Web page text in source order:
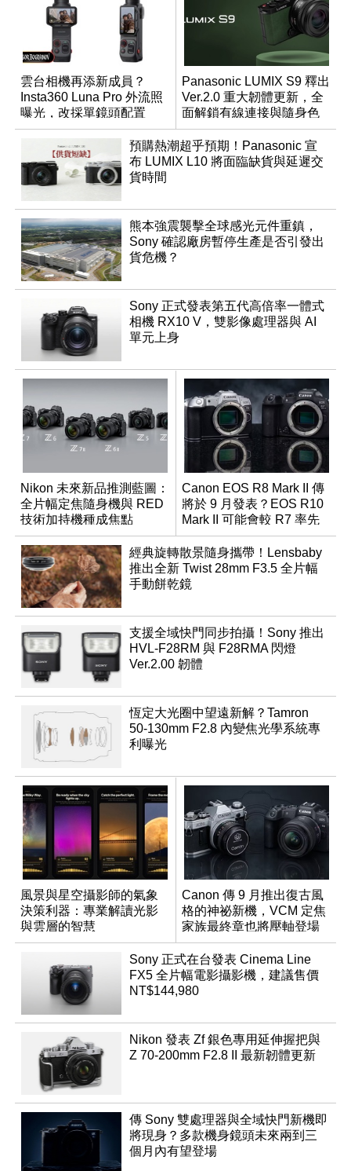
雲台相機再添新成員？
Insta360 Luna Pro 外流照
曝光，改採單鏡頭配置
Panasonic LUMIX S9 釋出
Ver.2.0 重大韌體更新，全
面解鎖有線連接與隨身色
調編輯
預購熱潮超乎預期！Panasonic 宣
布 LUMIX L10 將面臨缺貨與延遲交
貨時間
熊本強震襲擊全球感光元件重鎮，
Sony 確認廠房暫停生產是否引發出
貨危機？
Sony 正式發表第五代高倍率一體式
相機 RX10 V，雙影像處理器與 AI
單元上身
Nikon 未來新品推測藍圖：
全片幅定焦隨身機與 RED
技術加持機種成焦點
Canon EOS R8 Mark II 傳
將於 9 月發表？EOS R10
Mark II 可能會較 R7 率先
推出
經典旋轉散景隨身攜帶！Lensbaby
推出全新 Twist 28mm F3.5 全片幅
手動餅乾鏡
支援全域快門同步拍攝！Sony 推出
HVL-F28RM 與 F28RMA 閃燈
Ver.2.00 韌體
恆定大光圈中望遠新解？Tamron
50-130mm F2.8 內變焦光學系統專
利曝光
風景與星空攝影師的氣象
決策利器：專業解讀光影
與雲層的智慧
App「Atmos」登場
Canon 傳 9 月推出復古風
格的神祕新機，VCM 定焦
家族最終章也將壓軸登場
Sony 正式在台發表 Cinema Line
FX5 全片幅電影攝影機，建議售價
NT$144,980
Nikon 發表 Zf 銀色專用延伸握把與
Z 70-200mm F2.8 II 最新韌體更新
傳 Sony 雙處理器與全域快門新機即
將現身？多款機身鏡頭未來兩到三
個月內有望登場